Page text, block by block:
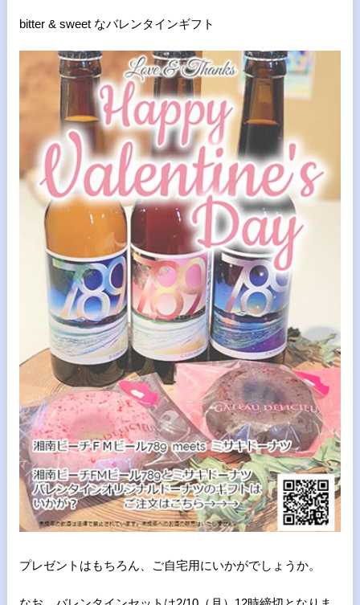
bitter & sweet なバレンタインギフト
プレゼントはもちろん、ご自宅用にいかがでしょうか。